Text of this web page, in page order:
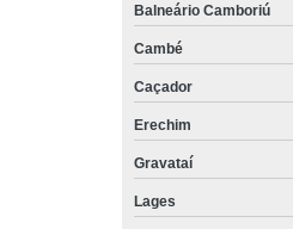
Balneário Camboriú
Cambé
Caçador
Erechim
Gravataí
Lages